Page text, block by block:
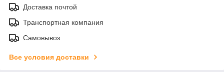
Доставка почтой
Транспортная компания
Самовывоз
Все условия доставки